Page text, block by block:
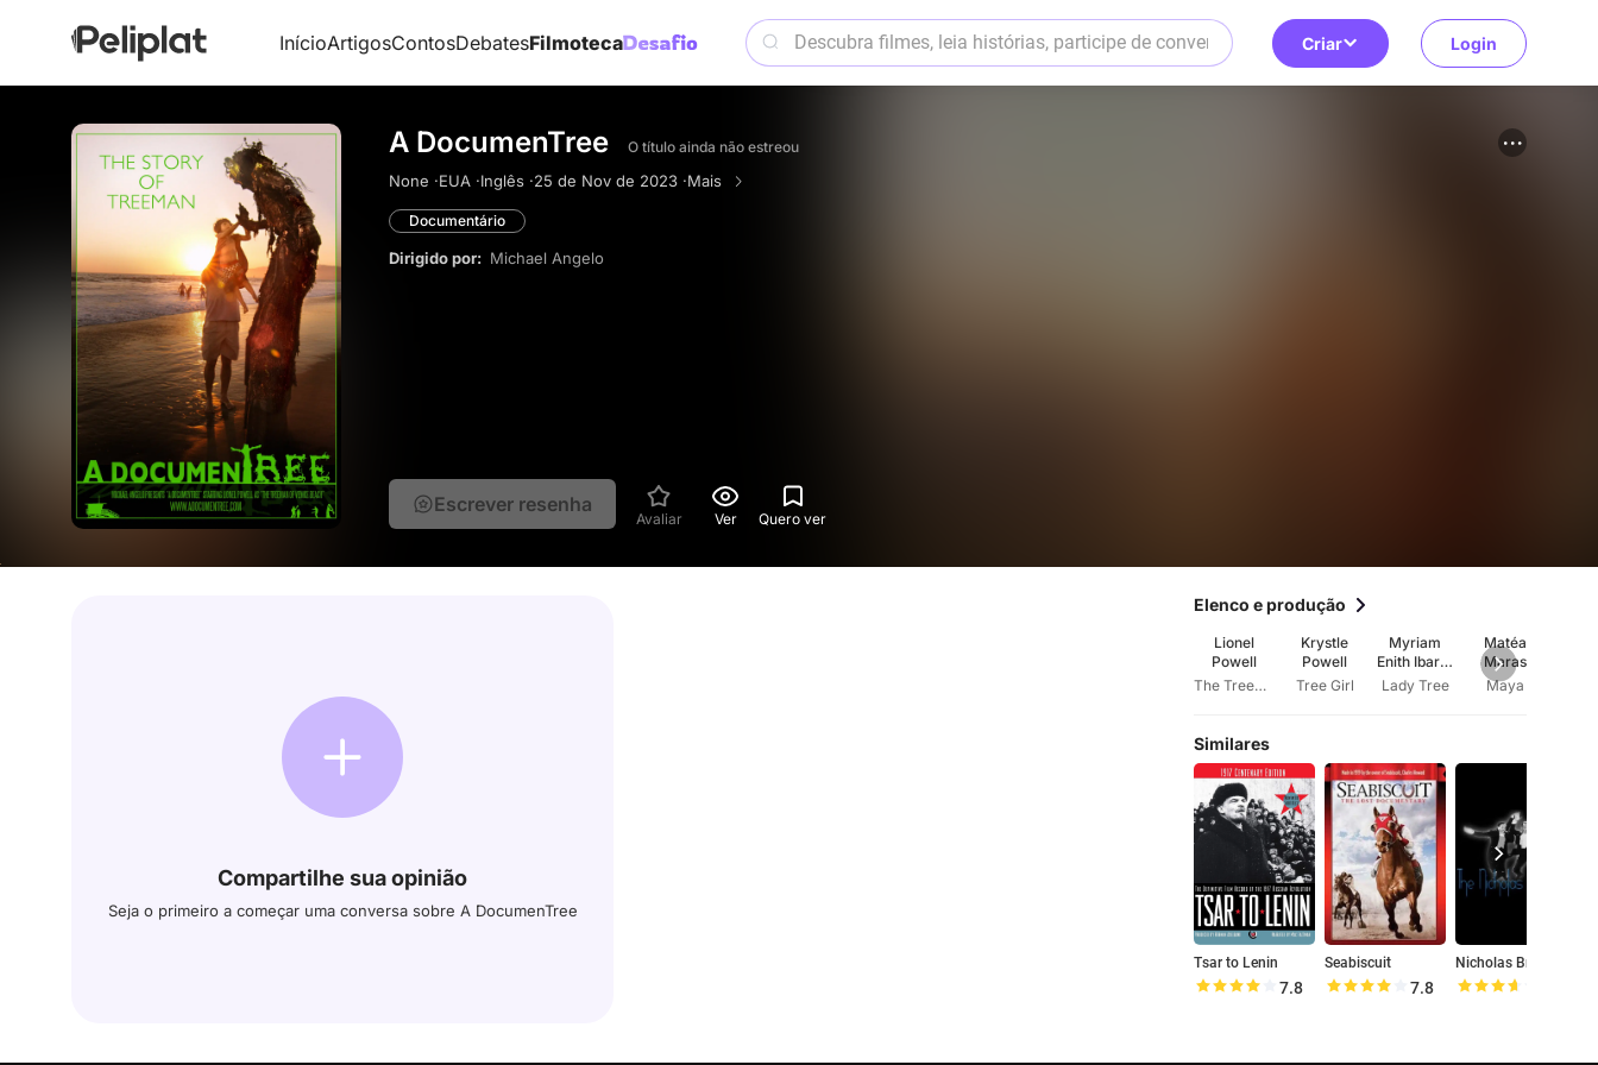
InícioArtigosContosDebatesFilmoteca Criar Login
A DocumenTree O título ainda não estreou
None ·EUA ·Inglês ·25 de Nov de 2023 ·Mais
Documentário
Dirigido por: Michael Angelo
Escrever resenha
Avaliar Ver Quero ver
Compartilhe sua opinião
Seja o primeiro a começar uma conversa sobre A DocumenTree
Elenco e produção
Lionel
Powell
The Treeman
Krystle
Powell
Tree Girl
Myriam
Enith Ibarra
Veloza
Lady Tree
Matéa
Maras
Maya
Similares
Tsar to Lenin
7.8
Seabiscuit
7.8